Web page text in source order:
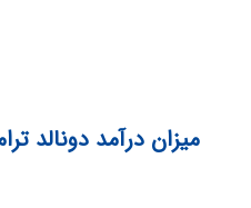
میزان درآمد دونالد